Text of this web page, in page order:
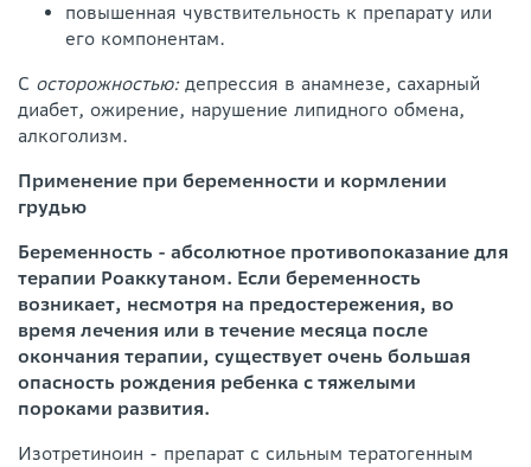
повышенная чувствительность к препарату или
его компонентам.
С осторожностью: депрессия в анамнезе, сахарный
диабет, ожирение, нарушение липидного обмена,
алкоголизм.
Применение при беременности и кормлении
грудью
Беременность - абсолютное противопоказание для
терапии Роаккутаном. Если беременность
возникает, несмотря на предостережения, во
время лечения или в течение месяца после
окончания терапии, существует очень большая
опасность рождения ребенка с тяжелыми
пороками развития.
Изотретиноин - препарат с сильным тератогенным